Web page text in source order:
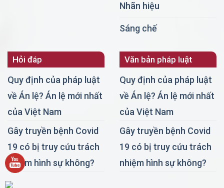
Nhãn hiệu
Sáng chế
Hỏi đáp
Quy định của pháp luật
về Án lệ? Án lệ mới nhất
của Việt Nam
Gây truyền bệnh Covid
19 có bị truy cứu trách
nhiệm hình sự không?
Văn bản pháp luật
Quy định của pháp luật
về Án lệ? Án lệ mới nhất
của Việt Nam
Gây truyền bệnh Covid
19 có bị truy cứu trách
nhiệm hình sự không?